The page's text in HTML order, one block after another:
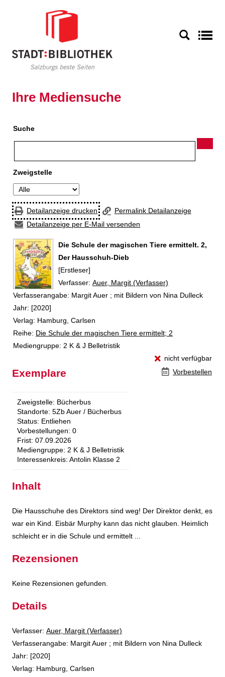
Ihre Mediensuche
Suche
Zweigstelle
Detailanzeige drucken
Permalink Detailanzeige
Detailanzeige per E-Mail versenden
Die Schule der magischen Tiere ermittelt. 2,
Der Hausschuh-Dieb
[Erstleser]
Verfasser: Suche nach diesem Verfasser
Auer, Margit (Verfasser)
Verfasserangabe: Margit Auer ; mit Bildern von Nina Dulleck
Jahr: [2020]
Verlag: Hamburg, Carlsen
Reihe: Die Schule der magischen Tiere ermittelt; 2
Mediengruppe: 2 K & J Belletristik
nicht verfügbar
Vorbestellen
Exemplare
Zweigstelle: Bücherbus
Standorte: 5Zb Auer / Bücherbus
Status: Entliehen
Vorbestellungen: 0
Frist: 07.09.2026
Mediengruppe: 2 K & J Belletristik
Interessenkreis: Antolin Klasse 2
Inhalt
Die Hausschuhe des Direktors sind weg! Der Direktor denkt, es
war ein Kind. Eisbär Murphy kann das nicht glauben. Heimlich
schleicht er in die Schule und ermittelt ...
Rezensionen
Keine Rezensionen gefunden.
Details
Verfasser: Suche nach diesem Verfasser
Auer, Margit (Verfasser)
Verfasserangabe: Margit Auer ; mit Bildern von Nina Dulleck
Jahr: [2020]
Verlag: Hamburg, Carlsen